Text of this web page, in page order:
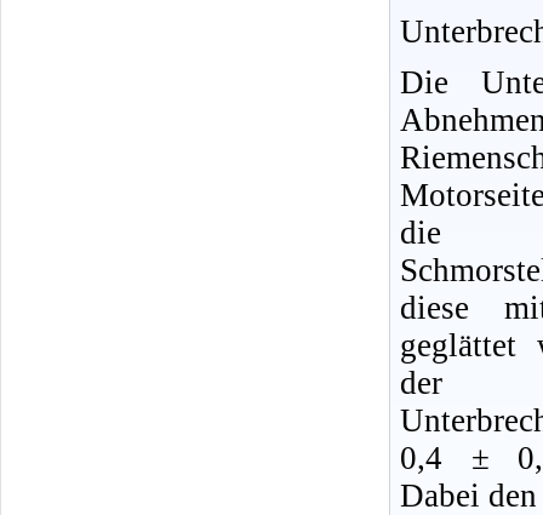
Die
die
diese
geglättet
der
0,4 ±
Dabei